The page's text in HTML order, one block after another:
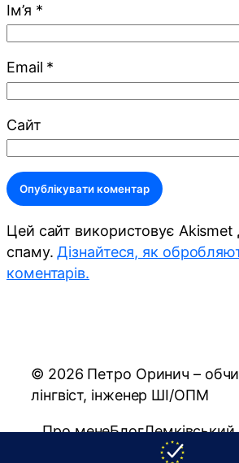
Ім’я *
Email *
Сайт
Alternative:
Цей сайт використовує
спаму.Дізнайтеся, як
коментарів.
© 2026 Петро Оринич –
лінгвіст, інженер ШІ/ОПМ
Про менеБлог
Русинський перекладач